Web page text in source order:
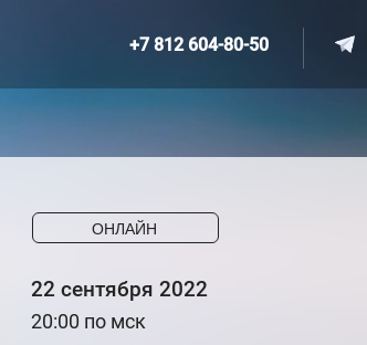
ОНЛАЙН
22 сентября 2022
20:00 по мск
+7 812 604-80-50